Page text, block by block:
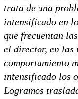
trata de una
intensificado en
que frecuentan
el director, en las
comportamiento
intensificado los
Logramos